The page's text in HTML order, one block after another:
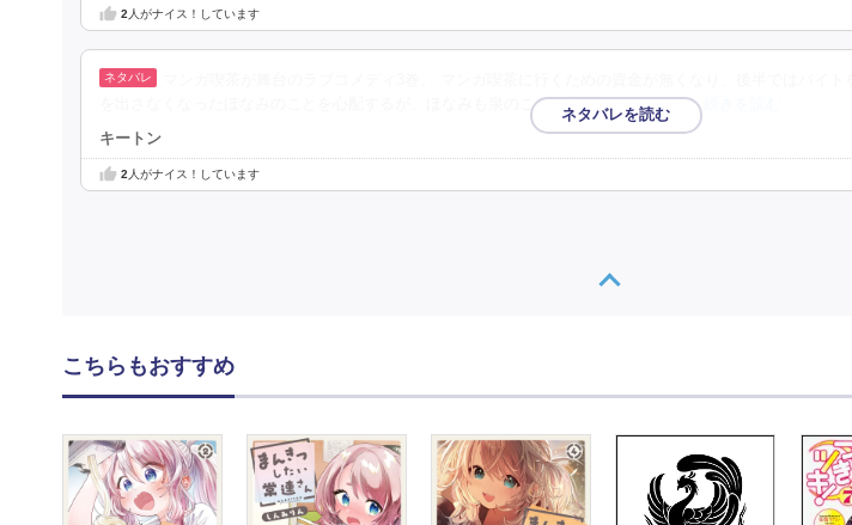
2 人がナイス！しています
を出さなくなったほなみのことを心配するが、ほなみも泉のことを心配するなど、2 …続きを読む
キートン
2 人がナイス！しています
こちらもおすすめ